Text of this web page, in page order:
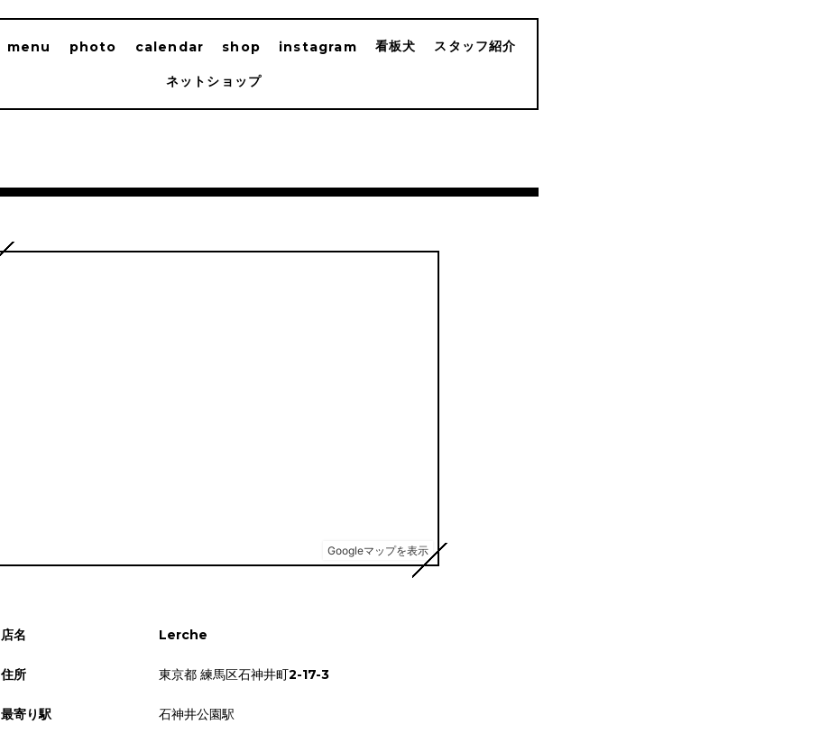
menu photo calendar shop instagram 看板犬 スタッフ紹介
ネットショップ
店名 Lerche
住所 東京都 練馬区石神井町2-17-3
最寄り駅 石神井公園駅